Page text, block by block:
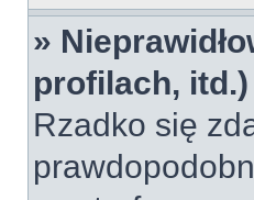
»
profilach, itd.)
Rzadko się